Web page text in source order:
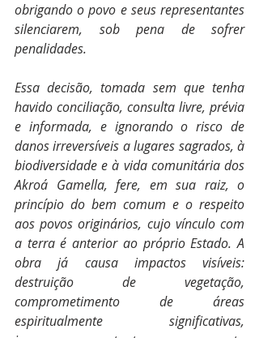
obrigando o povo e seus representantes
silenciarem, sob pena de sofrer
penalidades.
Essa decisão, tomada sem que tenha
havido conciliação, consulta livre, prévia
e informada, e ignorando o risco de
danos irreversíveis a lugares sagrados, à
biodiversidade e à vida comunitária dos
Akroá Gamella, fere, em sua raiz, o
princípio do bem comum e o respeito
aos povos originários, cujo vínculo com
a terra é anterior ao próprio Estado. A
obra já causa impactos visíveis:
destruição de vegetação,
comprometimento de áreas
espiritualmente significativas,